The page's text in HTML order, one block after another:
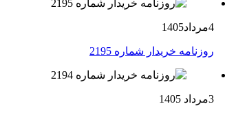
4مرداد1405
روزنامه خریدار شماره 2195
3مرداد 1405